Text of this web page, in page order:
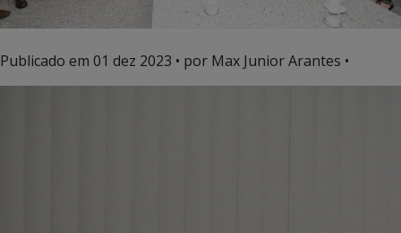
Publicado em 01 dez 2023 • por Max Junior Arantes •